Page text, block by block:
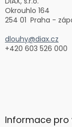
Okrouhlo 164
254 01 Praha -
dlouhy@diax.cz
+420 603 526 000
Informace pro